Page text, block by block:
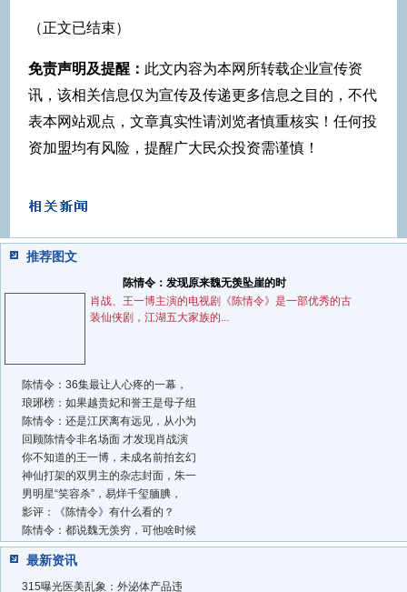
（正文已结束）
免责声明及提醒： 此文内容为本网所转载企业宣传资
讯，该相关信息仅为宣传及传递更多信息之目的，不代
表本网站观点，文章真实性请浏览者慎重核实！任何投
资加盟均有风险，提醒广大民众投资需谨慎！
推荐图文
陈情令：发现原来魏无羡坠崖的时
肖战、王一博主演的电视剧《陈情令》是一部优秀的古
装仙侠剧，江湖五大家族的...
陈情令：36集最让人心疼的一幕，
琅琊榜：如果越贵妃和誉王是母子组
陈情令：还是江厌离有远见，从小为
回顾陈情令非名场面 才发现肖战演
你不知道的王一博，未成名前拍玄幻
神仙打架的双男主的杂志封面，朱一
男明星“笑容杀”，易烊千玺腼腆，
影评：《陈情令》有什么看的？
陈情令：都说魏无羡穷，可他啥时候
最新资讯
315曝光医美乱象：外泌体产品违